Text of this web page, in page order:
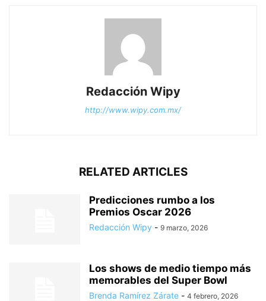
Redacción Wipy
http://www.wipy.com.mx/
RELATED ARTICLES
Predicciones rumbo a los
Premios Oscar 2026
Redacción Wipy - 9 marzo, 2026
Los shows de medio tiempo más
memorables del Super Bowl
Brenda Ramírez Zárate - 4 febrero, 2026